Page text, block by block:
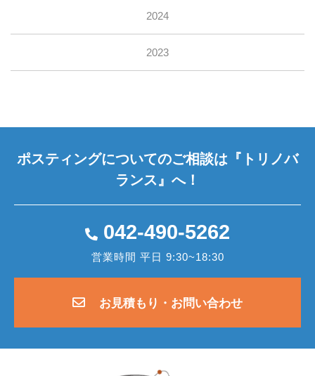
2024
2023
ポスティングについてのご相談は 『トリノバ
ランス』へ！
042-490-5262
営業時間 平日 9:30~18:30
お見積もり・お問い合わせ